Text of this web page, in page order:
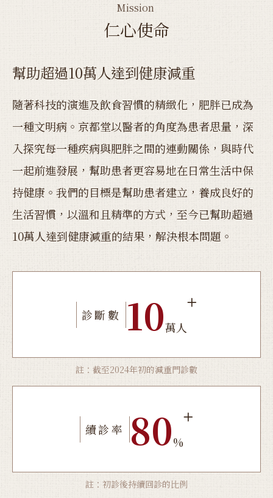
仁心使命
Mission
幫助超過10萬人達到健康減重
隨著科技的演進及飲食習慣的精緻化，肥胖已成為
一種文明病。京都堂以醫者的角度為患者思量，深
入探究每一種疾病與肥胖之間的連動關係，與時代
一起前進發展，幫助患者更容易地在日常生活中保
持健康。我們的目標是幫助患者建立，養成良好的
生活習慣，以溫和且精準的方式，至今已幫助超過
10萬人達到健康減重的結果，解決根本問題。
診斷數 10萬人
註：截至2024年初的減重門診數
續診率 80%
註：初診後持續回診的比例